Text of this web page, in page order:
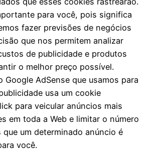
para você, pois significa
fazer previsões de negócios
que nos permitem analizar
de publicidade e produtos
o melhor preço possível.
Google AdSense que usamos para
usa um cookie
para veicular anúncios mais
em toda a Web e limitar o número
que um determinado anúncio é
você.